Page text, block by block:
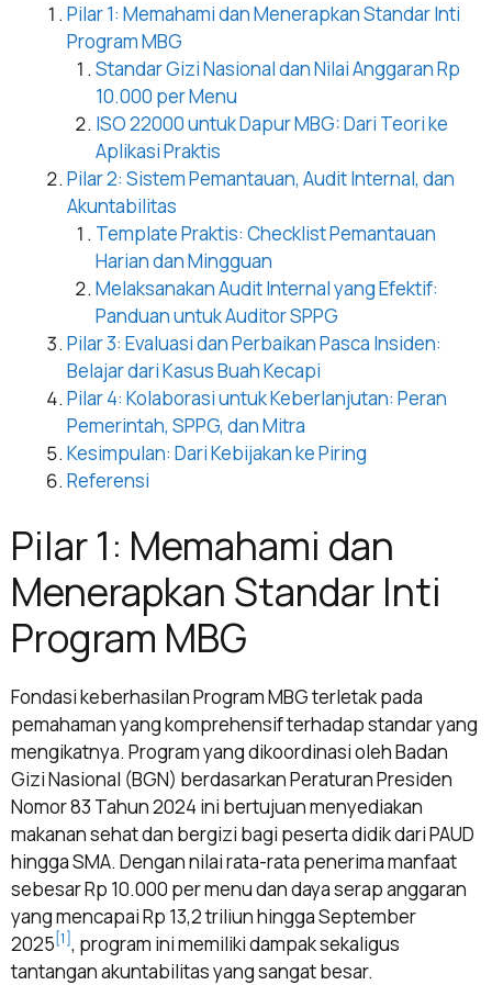
Pilar 1: Memahami dan Menerapkan Standar Inti
Program MBG
Standar Gizi Nasional dan Nilai Anggaran Rp
10.000 per Menu
ISO 22000 untuk Dapur MBG: Dari Teori ke
Aplikasi Praktis
Pilar 2: Sistem Pemantauan, Audit Internal, dan
Akuntabilitas
Template Praktis: Checklist Pemantauan
Harian dan Mingguan
Melaksanakan Audit Internal yang Efektif:
Panduan untuk Auditor SPPG
Pilar 3: Evaluasi dan Perbaikan Pasca Insiden:
Belajar dari Kasus Buah Kecapi
Pilar 4: Kolaborasi untuk Keberlanjutan: Peran
Pemerintah, SPPG, dan Mitra
Kesimpulan: Dari Kebijakan ke Piring
Referensi
Pilar 1: Memahami dan
Menerapkan Standar Inti
Program MBG
Fondasi keberhasilan Program MBG terletak pada
pemahaman yang komprehensif terhadap standar yang
mengikatnya. Program yang dikoordinasi oleh Badan
Gizi Nasional (BGN) berdasarkan Peraturan Presiden
Nomor 83 Tahun 2024 ini bertujuan menyediakan
makanan sehat dan bergizi bagi peserta didik dari PAUD
hingga SMA. Dengan nilai rata-rata penerima manfaat
sebesar Rp 10.000 per menu dan daya serap anggaran
yang mencapai Rp 13,2 triliun hingga September
2025 [1], program ini memiliki dampak sekaligus
tantangan akuntabilitas yang sangat besar.